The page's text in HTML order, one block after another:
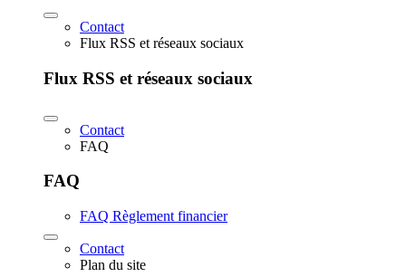
Contact
Flux RSS et réseaux sociaux
Flux RSS et réseaux sociaux
Contact
FAQ
FAQ
FAQ Règlement financier
Contact
Plan du site